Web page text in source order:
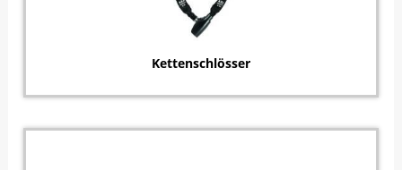
Kettenschlösser